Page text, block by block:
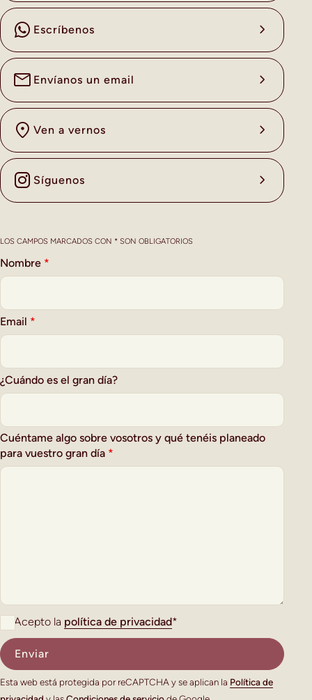
Escríbenos
Envíanos un email
Ven a vernos
Síguenos
LOS CAMPOS MARCADOS CON * SON OBLIGATORIOS
Nombre *
Email *
¿Cuándo es el gran día?
Cuéntame algo sobre vosotros y qué tenéis planeado
para vuestro gran día *
Acepto la política de privacidad*
Esta web está protegida por reCAPTCHA y se aplican la Política de